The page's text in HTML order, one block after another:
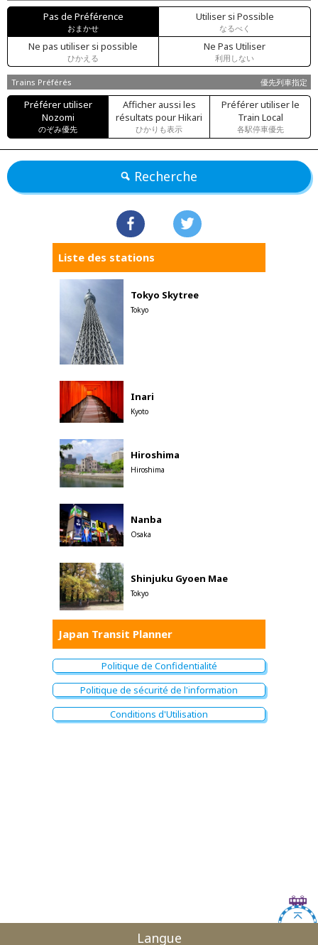
Pas de Préférence
おまかせ
Utiliser si Possible
なるべく
Ne pas utiliser si possible
ひかえる
Ne Pas Utiliser
利用しない
Trains Préférés 優先列車指定
Préférer utiliser
Nozomi
のぞみ優先
Afficher aussi les
résultats pour Hikari
ひかりも表示
Préférer utiliser le
Train Local
各駅停車優先
Recherche
Liste des stations
Tokyo Skytree
Tokyo
Inari
Kyoto
Hiroshima
Hiroshima
Nanba
Osaka
Shinjuku Gyoen Mae
Tokyo
Japan Transit Planner
Politique de Confidentialité
Politique de sécurité de l'information
Conditions d'Utilisation
Langue